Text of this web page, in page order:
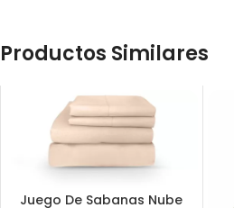
Productos Similares
Juego De Sabanas Nube